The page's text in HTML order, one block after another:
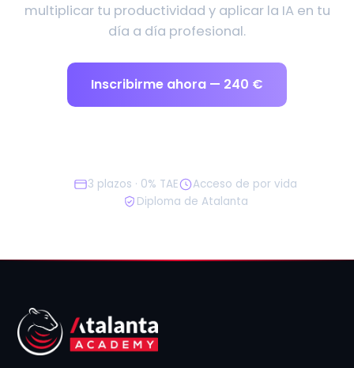
multiplicar tu productividad y aplicar la IA en tu
día a día profesional.
Inscribirme ahora — 240 €
3 plazos · 0% TAE
Acceso de por vida
Diploma de Atalanta